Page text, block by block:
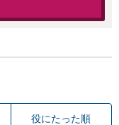
役にたった順